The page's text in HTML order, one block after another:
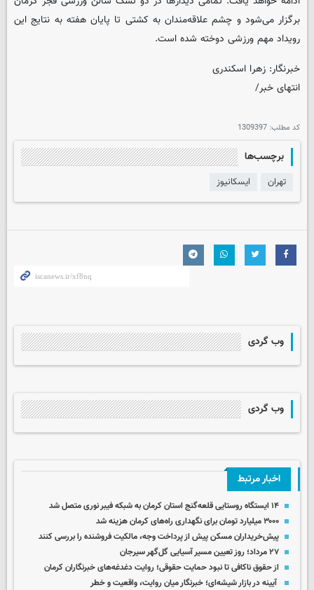
برگزار می‌شود و چشم علاقه‌مندان به کشتی تا پایان هفته به نتایج این
رویداد مهم ورزشی دوخته شده است.
خبرنگار: زهرا اسکندری
انتهای خبر/
کد مطلب: 1309397
برچسب‌ها
تهران ایسکانیوز
وب گردی
وب گردی
اخبار مرتبط
۱۴ ایستگاه روستایی قلعه‌گنج استان کرمان به شبکه فیبر نوری متصل شد
۳۰۰۰ میلیارد تومان برای نگهداری راه‌های کرمان هزینه شد
پیش‌خریداران مسکن پیش از پرداخت وجه، مالکیت فروشنده را بررسی کنند
۲۷ مرداد؛ روز تعیین مسیر آسیایی گل‌گهر سیرجان
از حقوق ناکافی تا نبود حمایت حقوقی؛ روایت دغدغه‌های خبرنگاران کرمان
آیینه در بازار شیشه‌ای؛ خبرنگار میان روایت، واقعیت و خطر